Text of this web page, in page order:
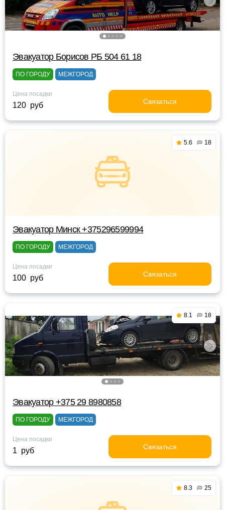
Эвакуатор Борисов РБ 504 61 18
ПО ГОРОДУ МЕЖГОРОД
Цена посадки
120 руб Связаться
5.6 18
Эвакуатор Минск +375296599994
ПО ГОРОДУ МЕЖГОРОД
Цена посадки
100 руб Связаться
8.1 18
Эвакуатор +375 29 8980858
ПО ГОРОДУ МЕЖГОРОД
Цена посадки
1 руб Связаться
8.3 25